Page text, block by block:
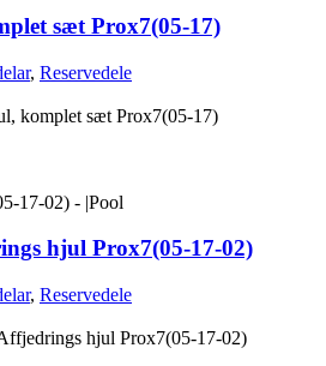
sæt Prox7(05-17)
, Reservedele
komplet sæt Prox7(05-17)
hjul Prox7(05-17-02)
, Reservedele
hjul Prox7(05-17-02)